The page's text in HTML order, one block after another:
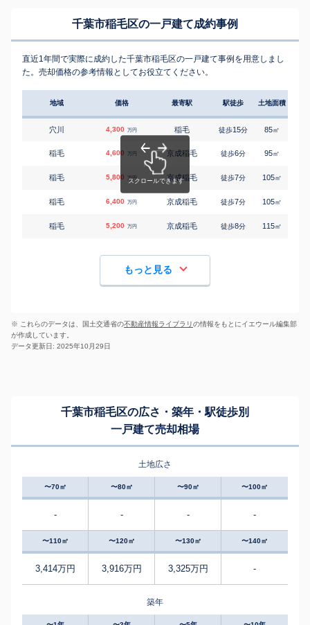
千葉市稲毛区の一戸建て成約事例
直近1年間で実際に成約した千葉市稲毛区の一戸建て事例を用意しまし
た。売却価格の参考情報としてお役立てください。
地域 価格 最寄駅 駅徒歩 土地面積
穴川 4,300 万円 稲毛 徒歩15分 85㎡
稲毛 4,600 万円 京成稲毛 徒歩6分 95㎡
稲毛 5,800 万円 京成稲毛 徒歩7分 105㎡
稲毛 6,400 万円 京成稲毛 徒歩7分 105㎡
稲毛 5,200 万円 京成稲毛 徒歩8分 115㎡
もっと見る
※ これらのデータは、国土交通省の不動産情報ライブラリの情報をもとにイエウール編集部
が作成しています。
データ更新日: 2025年10月29日
千葉市稲毛区の広さ・築年・駅徒歩別
一戸建て売却相場
土地広さ
〜70㎡ 〜80㎡ 〜90㎡ 〜100㎡
- - - -
〜110㎡ 〜120㎡ 〜130㎡ 〜140㎡
3,414万円 3,916万円 3,325万円 -
築年